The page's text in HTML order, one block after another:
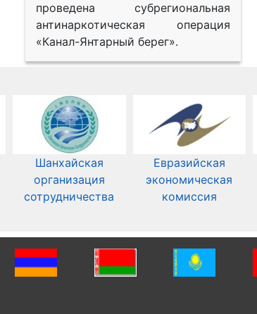
проведена субрегиональная
антинаркотическая операция
«Канал-Янтарный берег».
Шанхайская
организация
сотрудничества
Евразийская
экономическая
комиссия